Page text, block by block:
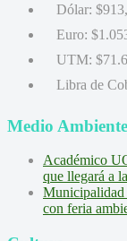
Dólar:
Euro:
UTM:
Libra de
Medio Ambiente
Académico
que llegará a
Municipalidad
con feria